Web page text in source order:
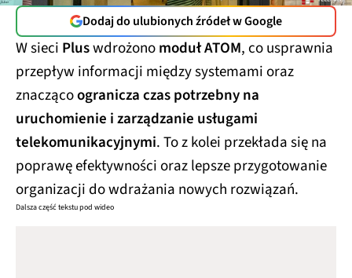
Dodaj do ulubionych źródeł w Google
W sieci Pluswdrożonomoduł ATOM, co usprawnia
przepływ informacji między systemami oraz
znaczącoogranicza czas potrzebny na
uruchomienie i zarządzanie usługami
telekomunikacyjnymi. To z kolei przekłada się na
poprawę efektywności oraz lepsze przygotowanie
organizacji do wdrażania nowych rozwiązań.
Dalsza część tekstu pod wideo